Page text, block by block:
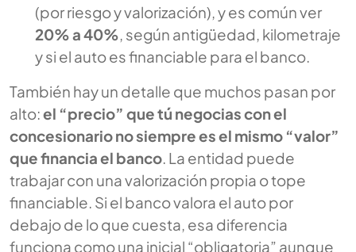
(por riesgo y valorización), y es común ver
20% a 40% , según antigüedad, kilometraje
y si el auto es financiable para el banco.
También hay un detalle que muchos pasan por
alto:el “precio” que tú negocias con el
concesionario no siempre es el mismo “valor”
que financia el banco . La entidad puede
trabajar con una valorización propia o tope
financiable. Si el banco valora el auto por
debajo de lo que cuesta, esa diferencia
funciona como una inicial “obligatoria” aunque